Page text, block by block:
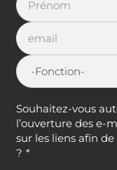
Souhaitez-vous
l’ouverture des e-
sur les liens afin
? *